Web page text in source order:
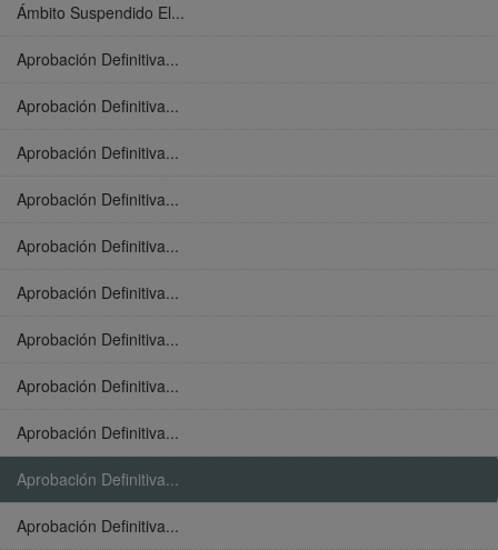
Ámbito Suspendido El...
Aprobación Definitiva...
Aprobación Definitiva...
Aprobación Definitiva...
Aprobación Definitiva...
Aprobación Definitiva...
Aprobación Definitiva...
Aprobación Definitiva...
Aprobación Definitiva...
Aprobación Definitiva...
Aprobación Definitiva...
Aprobación Definitiva...